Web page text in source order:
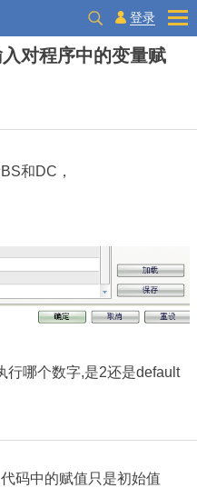
登录
对程序中的变量赋
和DC，
行哪个数字,是2还是default
码中的赋值只是初始值